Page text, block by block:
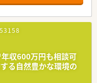
の皆様の健康を支える商
います。
ビスの3事業を行っておりま
年収600万円も相談可
る自然豊かな環境の